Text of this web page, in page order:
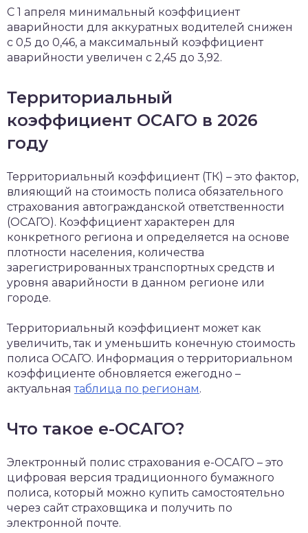
С 1 апреля минимальный коэффициент
аварийности для аккуратных водителей снижен
с 0,5 до 0,46, а максимальный коэффициент
аварийности увеличен с 2,45 до 3,92.
Территориальный
коэффициент ОСАГО в 2026
году
Территориальный коэффициент (ТК) – это фактор,
влияющий на стоимость полиса обязательного
страхования автогражданской ответственности
(ОСАГО). Коэффициент характерен для
конкретного региона и определяется на основе
плотности населения, количества
зарегистрированных транспортных средств и
уровня аварийности в данном регионе или
городе.
Территориальный коэффициент может как
увеличить, так и уменьшить конечную стоимость
полиса ОСАГО. Информация о территориальном
коэффициенте обновляется ежегодно –
актуальнаятаблица по регионам.
Что такое е-ОСАГО?
Электронный полис страхования е-ОСАГО – это
цифровая версия традиционного бумажного
полиса, который можно купить самостоятельно
через сайт страховщика и получить по
электронной почте.